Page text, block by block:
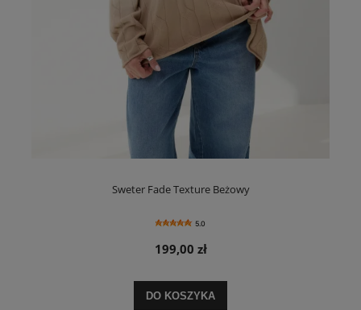
Sweter Fade Texture Beżowy
5.0
199,00 zł
DO KOSZYKA